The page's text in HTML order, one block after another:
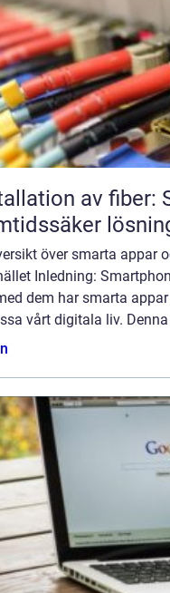
av fiber:
över smarta appar
Inledning:
dem har smarta
vårt digitala liv. Denna